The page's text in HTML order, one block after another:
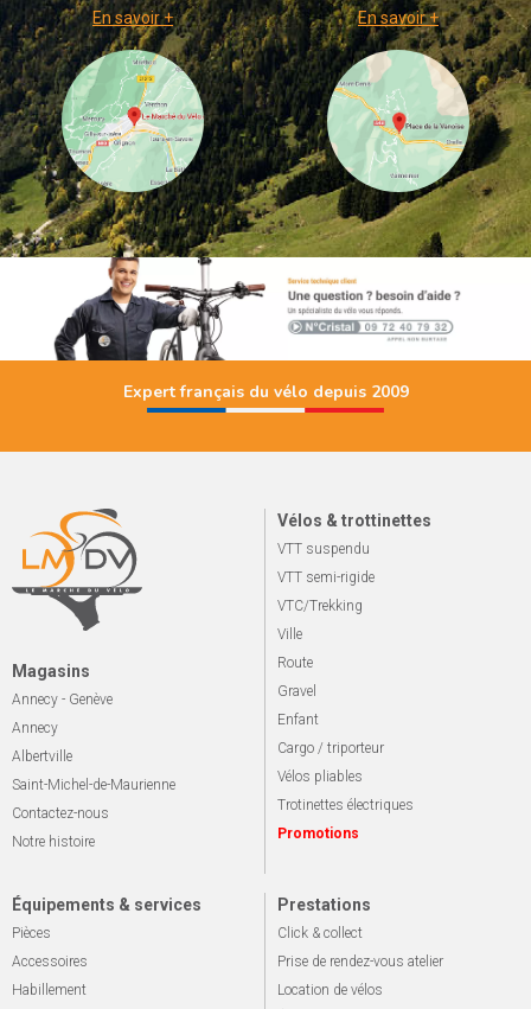
En savoir + En savoir +
Expert français du vélo depuis 2009
Magasins
Annecy - Genève
Annecy
Albertville
Saint-Michel-de-Maurienne
Contactez-nous
Notre histoire
Vélos & trottinettes
VTT suspendu
VTT semi-rigide
VTC/Trekking
Ville
Route
Gravel
Enfant
Cargo / triporteur
Vélos pliables
Trotinettes électriques
Promotions
Équipements & services
Pièces
Accessoires
Habillement
Prestations
Click & collect
Prise de rendez-vous atelier
Location de vélos